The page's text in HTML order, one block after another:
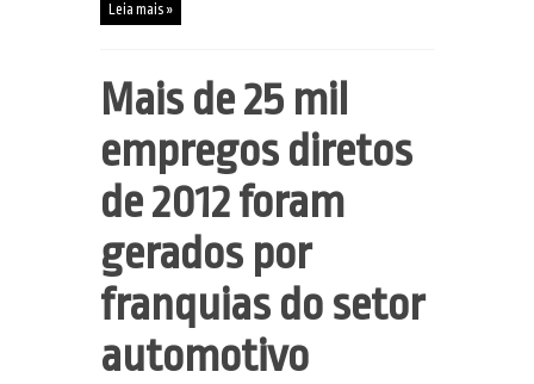
Leia mais »
Mais de 25 mil
empregos diretos
de 2012 foram
gerados por
franquias do setor
automotivo